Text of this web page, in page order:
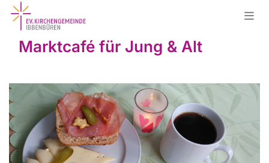
Marktcafé für Jung & Alt